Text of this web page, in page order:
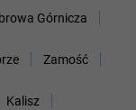
Górnicza
Zamość
Kalisz